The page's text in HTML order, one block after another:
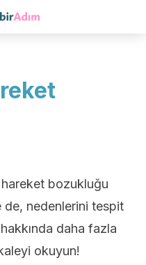
bozukluğu
nedenlerini tespit
daha fazla
okuyun!